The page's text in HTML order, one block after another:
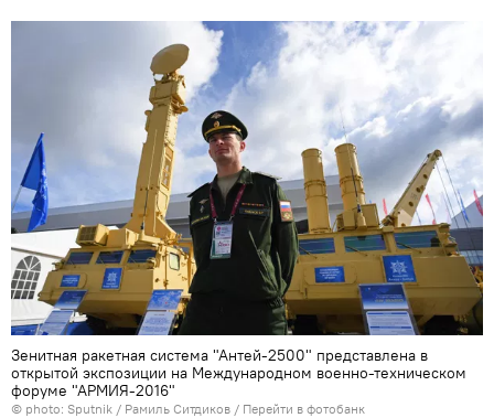
Зенитная ракетная система "Антей-2500" представлена в
открытой экспозиции на Международном военно-техническом
форуме "АРМИЯ-2016"
© photo: Sputnik / Рамиль Ситдиков / Перейти в фотобанк